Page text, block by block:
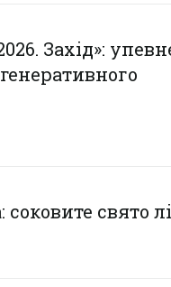
Захід»:
свято